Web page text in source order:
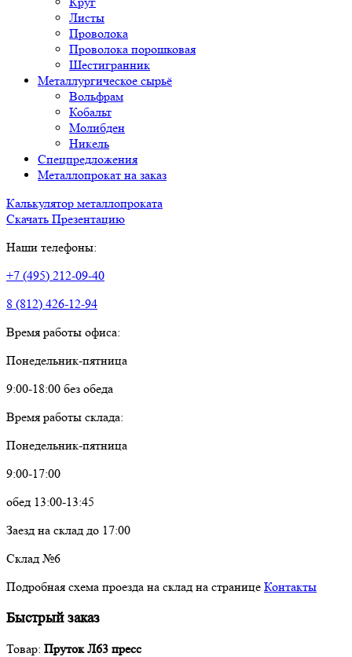
Листы
Проволока
Проволока порошковая
Шестигранник
Металлургическое сырьё
Вольфрам
Кобальт
Молибден
Никель
Спецпредложения
Металлопрокат на заказ
Калькулятор металлопроката
Скачать Презентацию
Наши телефоны:
+7 (495) 212-09-40
8 (812) 426-12-94
Время работы офиса:
Понедельник-пятница
9:00-18:00 без обеда
Время работы склада:
Понедельник-пятница
9:00-17:00
обед 13:00-13:45
Заезд на склад до 17:00
Склад №6
Подробная схема проезда на склад на странице Контакты
Быстрый заказ
Товар: Пруток Л63 пресс